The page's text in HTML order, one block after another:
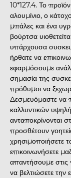
10*127.4. Το
αλουμίνιο, ο
μπάλες και ένα
βούρτσα
υπάρχουσα
ήρθατε να
εφαρμόσουμε
σημασία της
πρόθυμοι να
Δεσμευόμαστε να
καλλυντικών
ανταποκρίνονται
προσθέτουν
χρησιμοποιήσετε
επικοινωνήσετε
απαντήσουμε
να βελτιώσετε την